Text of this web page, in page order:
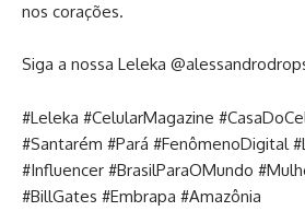
nos corações.
Siga a nossa Leleka
#Leleka #CelularMagazine
#Santarém #Pará #FenômenoDigital
#Influencer #BrasilParaOMundo
#BillGates #Embrapa #Amazônia